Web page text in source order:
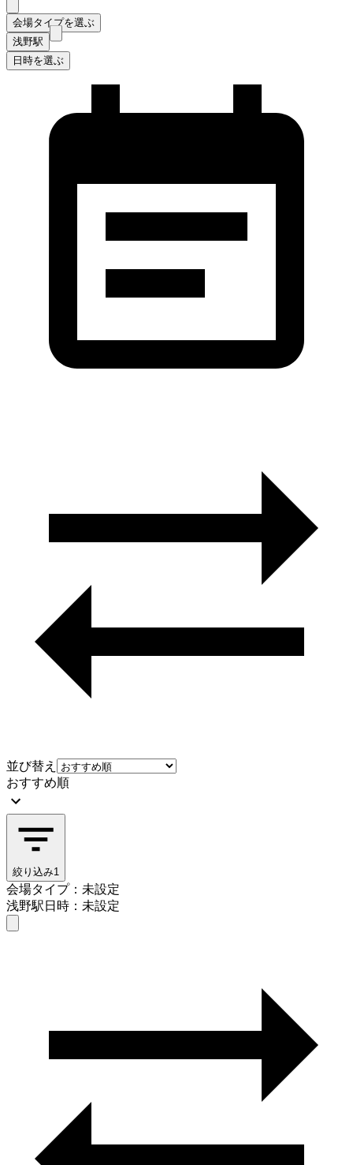
会場タイプを選ぶ
浅野駅
日時を選ぶ
並び替え
おすすめ順
絞り込み1
会場タイプ：未設定
浅野駅日時：未設定